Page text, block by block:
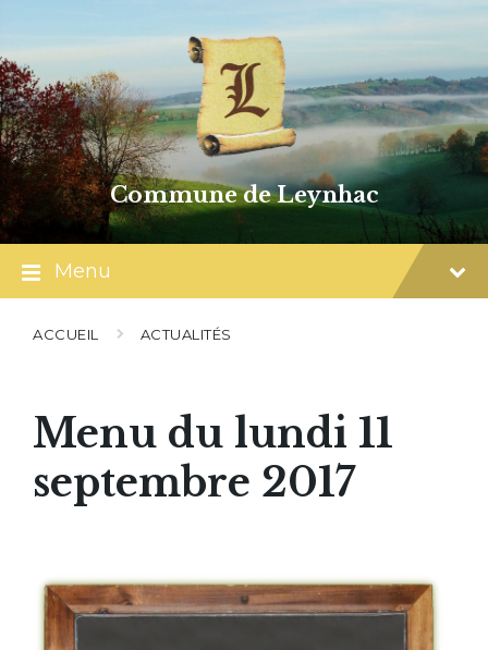
content
main
navigation
footer
Commune de Leynhac
Menu
ACCUEIL ACTUALITÉS
Menu du lundi 11
septembre 2017